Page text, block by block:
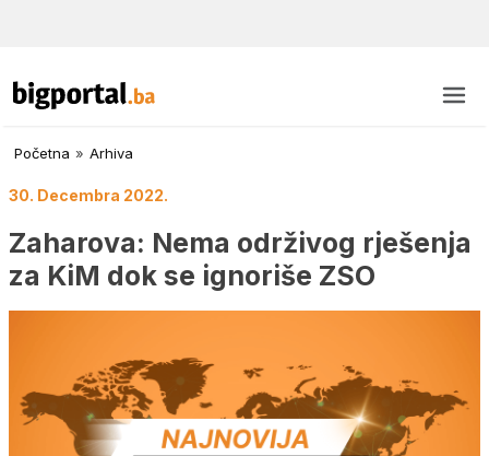
Početna » Arhiva
30. Decembra 2022.
Zaharova: Nema održivog rješenja
za KiM dok se ignoriše ZSO